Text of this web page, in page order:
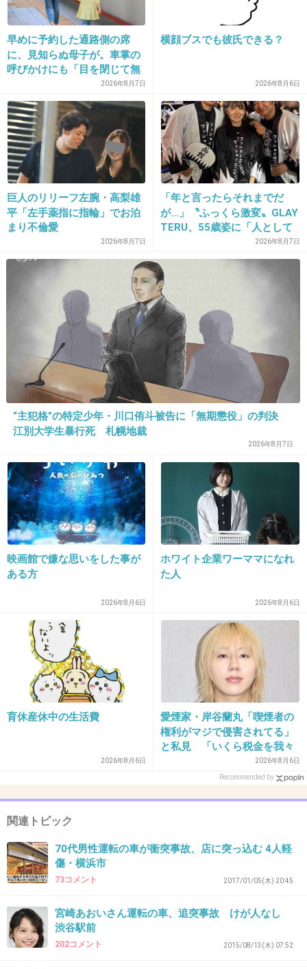
32. 匿名 2018/03/20(火) 22:35:34
この人、10年前にも事故ってる
いいかげん学ばないと
にバイクと衝突 - 有名人＆芸能人の愛車デ
ータベース
celebcar.blog78.fc2.com
有名人＆芸能人の乗っている自動車・バイクの情報を調べてみました！
（調査対象はタレント・俳優・女優・お笑い芸人・歌手・ミュージシャ
ン・サッカー選手・野球選手・アナウンサー・モデル・会社社長・作家・
政治家など）
2018/03/20(火) 22:36:34
この爺さんが免許返却キャンペーンの
イメキャラやればいいのに
-3
ガチャン！！！！
あ、どーもどーも。
ジョニーデップですー！
当たっちゃいましたねぇ〜！
許す(*^◯^*)
35. 匿名2018/03/20(火) 22:38:19
この方もアンチいない芸能人だよね。
+50
高田純次だからって許さない
高田純次が悪いね
+43 -1
>>32
10年前よりもっと最近も事故ってたと思うよ。
早めに予約した通路側の席
に、見知らぬ母子が。車掌の
呼びかけにも「目を閉じて無
視」して居座られました。無
理やり奪われた席は、結
局“やったもん勝ち”になって
しまうのでしょうか？
2026年8月7日
横顔ブスでも彼氏できる？
2026年8月6日
巨人のリリーフ左腕・高梨雄
平「左手薬指に指輪」でお泊
まり不倫愛
2026年8月7日
「年と言ったらそれまでだ
が…」〝ふっくら激変〟GLAY
TERU、55歳姿に「人として
好きすぎる」「TERUさんに
は見えない」「分からなかっ
た」
2026年8月7日
“主犯格”の特定少年・川口侑斗被告に「無期懲役」の判決
江別大学生暴行死 札幌地裁
2026年8月7日
映画館で嫌な思いをした事が
ある方
2026年8月6日
ホワイト企業ワーママになれ
た人
2026年8月6日
育休産休中の生活費
2026年8月6日
愛煙家・岸谷蘭丸「喫煙者の
権利がマジで侵害されてる」
と私見 「いくら税金を我々
2026年8月6日
Recommended by
関連トピック
70代男性運転の車が衝突事故、店に突っ込む 4人軽
傷・横浜市
73コメント 2017/01/05(木) 20:45
宮崎あおいさん運転の車、追突事故 けが人なし
渋谷駅前
202コメント 2015/08/13(木) 07:52